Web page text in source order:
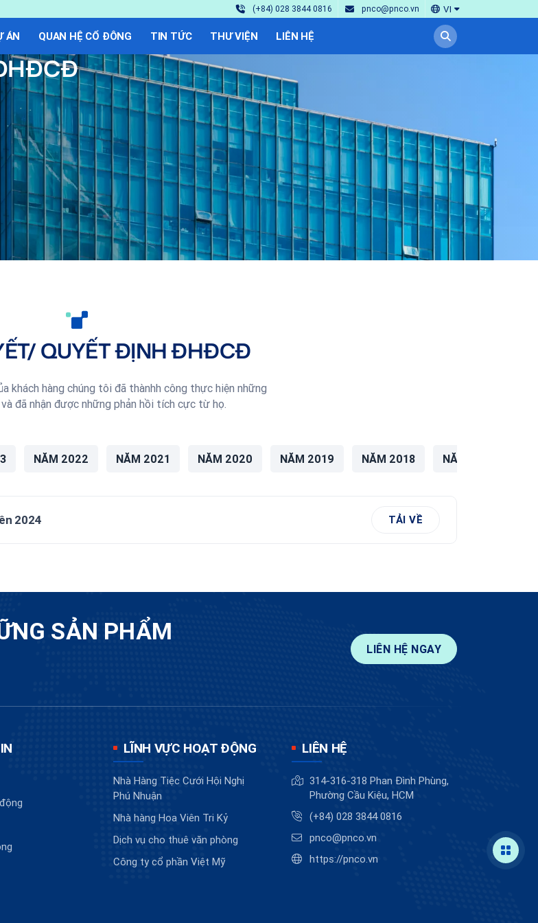
(+84) 028 3844 0816 pnco@pnco.vn VI
ÁN QUAN HỆ CỔ ĐÔNG TIN TỨC THƯ VIỆN LIÊN HỆ
QUYẾT ĐỊNH ĐHĐCĐ
khách hàng chúng tôi đã thànhh công thực hiện những
đã nhận được những phản hồi tích cực từ họ.
NĂM 2022 NĂM 2021 NĂM 2020 NĂM 2019 NĂM 2018 NĂM 2017
2024 TẢI VỀ
SẢN PHẨM
LIÊN HỆ NGAY
LĨNH VỰC HOẠT ĐỘNG
Nhà Hàng Tiệc Cưới Hội Nghị
Phú Nhuận
Nhà hàng Hoa Viên Tri Kỷ
Dịch vụ cho thuê văn phòng
Công ty cổ phần Việt Mỹ
LIÊN HỆ
314-316-318 Phan Đình Phùng,
Phường Cầu Kiệu, HCM
(+84) 028 3844 0816
pnco@pnco.vn
https://pnco.vn